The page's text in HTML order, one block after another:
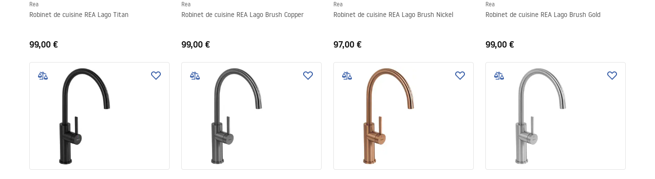
Rea
Robinet de cuisine REA Lago Titan
99,00 €
Rea
Robinet de cuisine REA Lago Brush Copper
99,00 €
Rea
Robinet de cuisine REA Lago Brush Nickel
97,00 €
Rea
Robinet de cuisine REA Lago Brush Gold
99,00 €